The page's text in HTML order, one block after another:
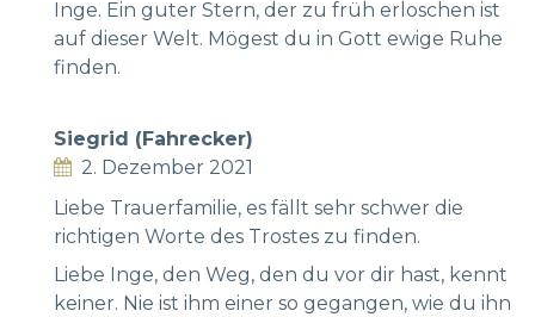
Inge. Ein guter Stern, der zu früh erloschen ist
auf dieser Welt. Mögest du in Gott ewige Ruhe
finden.
Siegrid (Fahrecker)
2. Dezember 2021
Liebe Trauerfamilie, es fällt sehr schwer die
richtigen Worte des Trostes zu finden.
Liebe Inge, den Weg, den du vor dir hast, kennt
keiner. Nie ist ihm einer so gegangen, wie du ihn